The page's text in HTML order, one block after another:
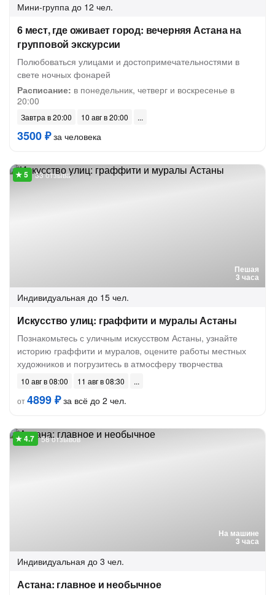
Мини-группа до 12 чел.
6 мест, где оживает город: вечерняя Астана на
групповой экскурсии
Полюбоваться улицами и достопримечательностями в
свете ночных фонарей
Расписание: в понедельник, четверг и воскресенье в
20:00
Завтра в 20:00 10 авг в 20:00
3500 ₽за человека
Пешая
3 часа
33 отзыва
Индивидуальная до 15 чел.
Искусство улиц: граффити и муралы Астаны
Познакомьтесь с уличным искусством Астаны, узнайте
историю граффити и муралов, оцените работы местных
художников и погрузитесь в атмосферу творчества
10 авг в 08:00
11 авг в 08:30
от4899 ₽за всё до 2 чел.
На машине
3 часа
58 отзывов
Индивидуальная до 3 чел.
Астана: главное и необычное